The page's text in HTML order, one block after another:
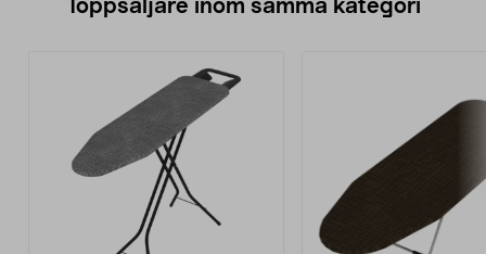
Toppsäljare inom samma kategori